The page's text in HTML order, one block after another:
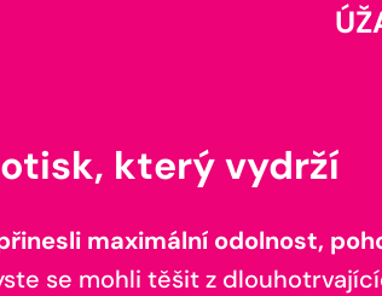
který vydrží
maximální odolnost,
se mohli těšit z